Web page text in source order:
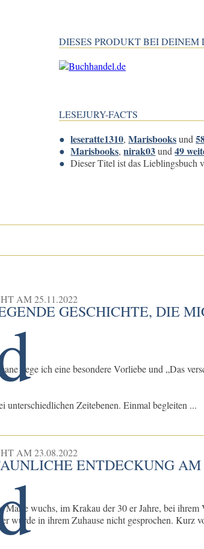
DIESES PRODUKT BEI
LESEJURY-FACTS
leseratte1310,Marisbooksund
Marisbooks,nirak03und49
Dieser Titel ist das Lieblingsbuch
AM25.11.2022
GESCHICHTE, DIE
hege ich eine besondere Vorliebe und „Das
unterschiedlichen Zeitebenen. Einmal begleiten ...
AM23.08.2022
ENTDECKUNG
Marie wuchs, im Krakau der 30 er Jahre, bei
wurde in ihrem Zuhause nicht gesprochen. Kurz